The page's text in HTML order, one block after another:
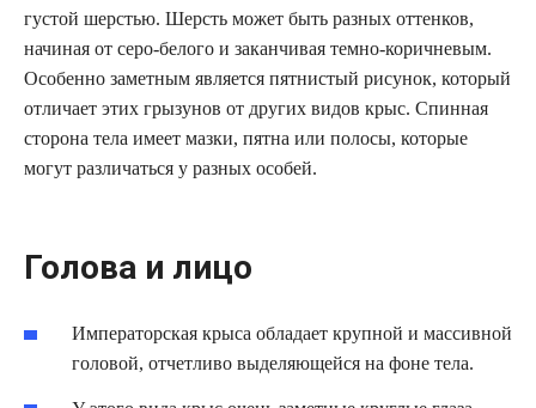
густой шерстью. Шерсть может быть разных оттенков,
начиная от серо-белого и заканчивая темно-коричневым.
Особенно заметным является пятнистый рисунок, который
отличает этих грызунов от других видов крыс. Спинная
сторона тела имеет мазки, пятна или полосы, которые
могут различаться у разных особей.
Голова и лицо
Императорская крыса обладает крупной и массивной
головой, отчетливо выделяющейся на фоне тела.